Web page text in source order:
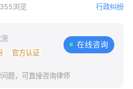
355浏览 行政纠纷
京
官方认证
在线咨询
题，可直接咨询律师